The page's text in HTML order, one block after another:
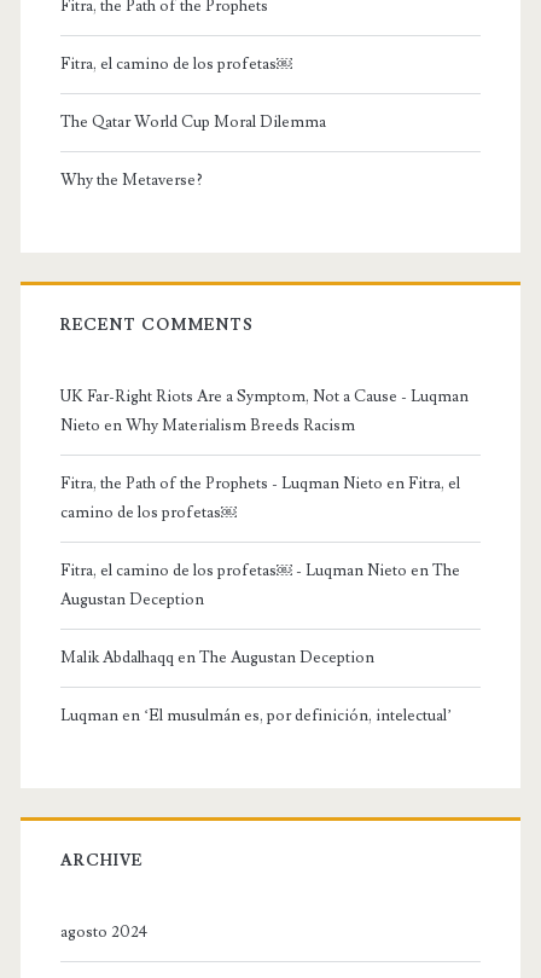
Fitra, the Path of the Prophets
Fitra, el camino de los profetas￼
The Qatar World Cup Moral Dilemma
Why the Metaverse?
RECENT COMMENTS
UK Far-Right Riots Are a Symptom, Not a Cause - Luqman
Nieto enWhy Materialism Breeds Racism
Fitra, the Path of the Prophets - Luqman Nieto enFitra, el
camino de los profetas￼
Fitra, el camino de los profetas￼ - Luqman Nieto enThe
Augustan Deception
Malik Abdalhaqq enThe Augustan Deception
Luqmanen ‘El musulmán es, por definición, intelectual’
ARCHIVE
agosto 2024